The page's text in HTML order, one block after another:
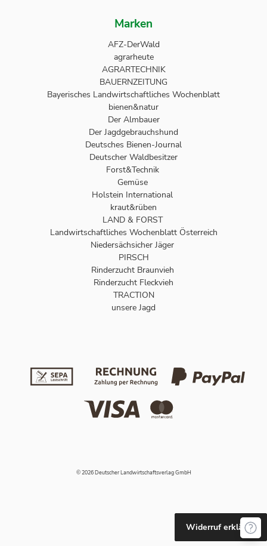
Marken
AFZ-DerWald
agrarheute
AGRARTECHNIK
BAUERNZEITUNG
Bayerisches Landwirtschaftliches Wochenblatt
bienen&natur
Der Almbauer
Der Jagdgebrauchshund
Deutsches Bienen-Journal
Deutscher Waldbesitzer
Forst&Technik
Gemüse
Holstein International
kraut&rüben
LAND & FORST
Landwirtschaftliches Wochenblatt Österreich
Niedersächsicher Jäger
PIRSCH
Rinderzucht Braunvieh
Rinderzucht Fleckvieh
TRACTION
unsere Jagd
© 2026 Deutscher Landwirtschaftsverlag GmbH
Widerruf erklären